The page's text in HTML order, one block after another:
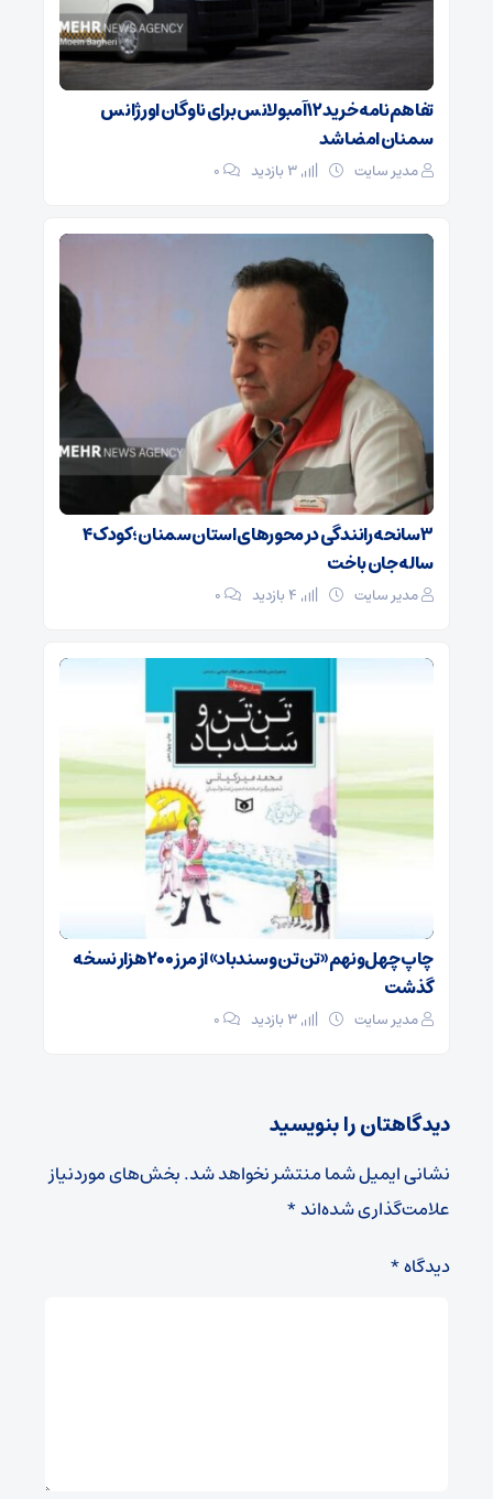
تفاهم‌نامه خرید ۱۲ آمبولانس برای ناوگان اورژانس
سمنان امضا شد
مدیر سایت ۰
۳ سانحه رانندگی در محورهای استان سمنان؛ کودک ۴
ساله جان باخت
مدیر سایت ۰
چاپ چهل‌ونهم «تن‌تن و سندباد» از مرز ۲۰۰ هزار نسخه
گذشت
مدیر سایت ۰
دیدگاهتان را بنویسید
نشانی ایمیل شما منتشر نخواهد شد.بخش‌های موردنیاز
علامت‌گذاری شده‌اند*
دیدگاه*